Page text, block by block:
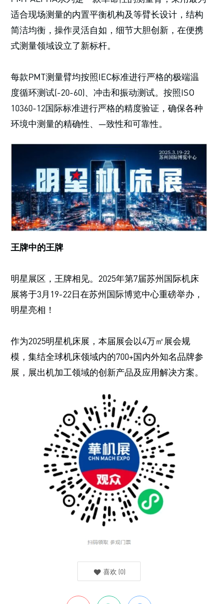
适合现场测量的内置平衡机构及等臂长设计，结构
简洁均衡，操作灵活自如，细节大胆创新，在便携
式测量领域设立了新标杆。
每款PMT测量臂均按照IEC标准进行严格的极端温
度循环测试(-20-60)、冲击和振动测试。按照ISO
10360-12国际标准进行严格的精度验证，确保各种
环境中测量的精确性、—致性和可靠性。
王牌中的王牌
明星展区，王牌相见。2025年第7届苏州国际机床
展将于3月19-22日在苏州国际博览中心重磅举办，
明星亮相！
作为2025明星机床展，本届展会以4万㎡展会规
模，集结全球机床领域内的700+国内外知名品牌参
展，展出机加工领域的创新产品及应用解决方案。
喜欢 (0)